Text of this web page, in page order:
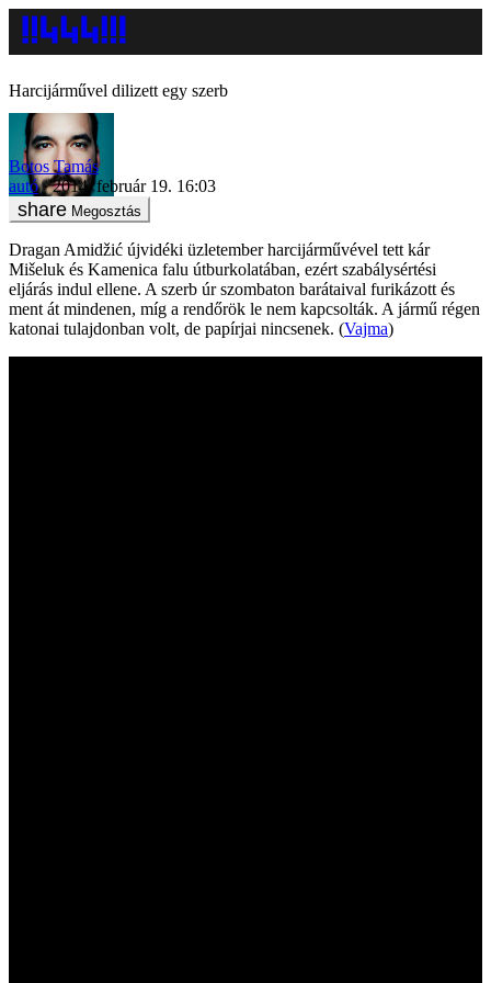
Harcijárművel dilizett egy szerb
Botos Tamás
autó
2014. február 19. 16:03
Megosztás
Dragan Amidžić újvidéki üzletember harcijárművével tett kár
Mišeluk és Kamenica falu útburkolatában, ezért szabálysértési
eljárás indul ellene. A szerb úr szombaton barátaival furikázott és
ment át mindenen, míg a rendőrök le nem kapcsolták. A jármű régen
katonai tulajdonban volt, de papírjai nincsenek. (Vajma)